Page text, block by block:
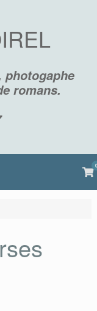
photogaphe
romans.
0